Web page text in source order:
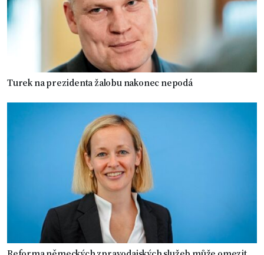
Turek na prezidenta žalobu nakonec nepodá